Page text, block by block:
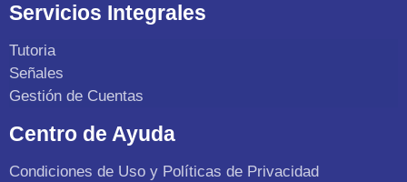
Servicios Integrales
Tutoria
Señales
Gestión de Cuentas
Centro de Ayuda
Condiciones de Uso y Políticas de Privacidad